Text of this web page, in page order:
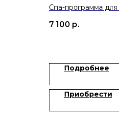
Спа-программа
чайная церемония
7 100 р.
Подробнее
Приобрести